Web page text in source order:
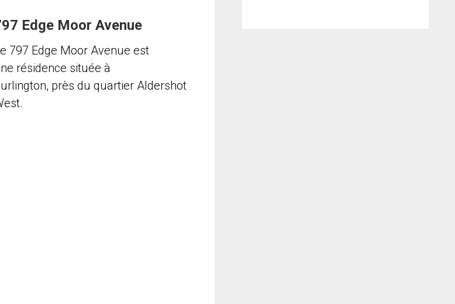
Edge Moor Avenue
797 Edge Moor Avenue est
résidence située à
près du quartier Aldershot